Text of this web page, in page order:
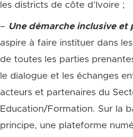
les districts de côte d’Ivoire ;
– Une démarche inclusive
aspire à faire instituer dans
de toutes les parties
le dialogue et les échanges
acteurs et partenaires du
Education/Formation. Sur la
principe, une plateforme